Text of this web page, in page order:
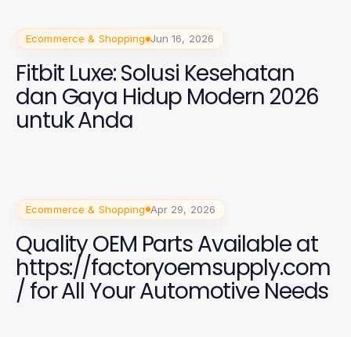
Ecommerce & Shopping Jun 16, 2026
Fitbit Luxe: Solusi Kesehatan
dan Gaya Hidup Modern 2026
untuk Anda
Ecommerce & Shopping Apr 29, 2026
Quality OEM Parts Available at
https://factoryoemsupply.com
/ for All Your Automotive Needs